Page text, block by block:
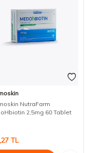
NutraFarm
2,5mg 60 Tablet
TL